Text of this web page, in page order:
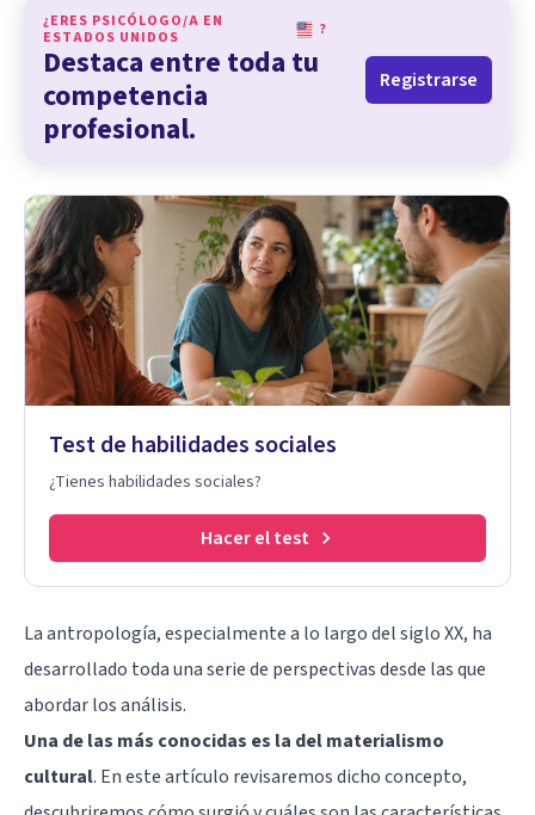
¿ERES PSICÓLOGO/A EN
ESTADOS UNIDOS
?
Destaca entre toda tu
competencia
profesional.
Registrarse
Test de habilidades sociales
¿Tienes habilidades sociales?
Hacer el test
La antropología, especialmente a lo largo del siglo XX, ha
desarrollado toda una serie de perspectivas desde las que
abordar los análisis.
Una de las más conocidas es la del materialismo
cultural. En este artículo revisaremos dicho concepto,